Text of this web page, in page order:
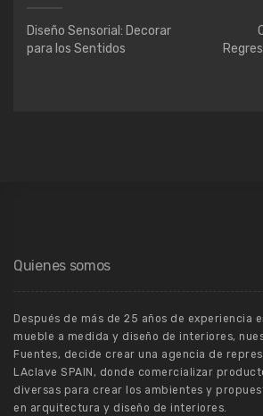
Diseño Sensorial: Decorar
para los Sentidos
Quienes somos
Después de más de 25 años de experiencia
mueble a medida y diseño de interiores,
Fuentes, decide crear una agencia de
LAclave SPAIN, donde comercializar
diversas para crear los ambientes y
en arquitectura y diseño de interiores.